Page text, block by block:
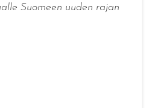
Suomeen uuden rajan